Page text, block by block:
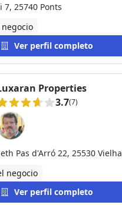
7, 25740 Ponts
Ver perfil completo
Properties
3.7(7)
Pas d'Arró 22, 25530 Vielha
negocio
Ver perfil completo